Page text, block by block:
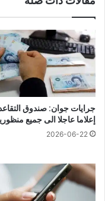
الشعانبي
جرايات جوان: صندوق
إعلاما عاجلا الى جميع
2026-06-22